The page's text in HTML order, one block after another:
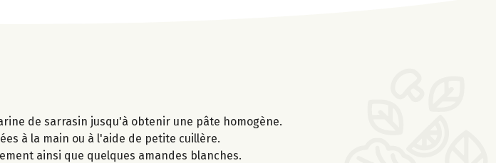
de sarrasin jusqu'à obtenir une pâte homogène.
à la main ou à l'aide de petite cuillère.
ainsi que quelques amandes blanches.